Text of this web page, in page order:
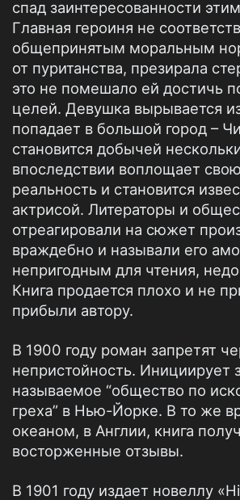
спад заинтересованности
Главная героиня не
общепринятым моральным
от пуританства, презирала
это не помешало ей достичь
целей. Девушка вырывается
попадает в большой город –
становится добычей
впоследствии воплощает
реальность и становится
актрисой. Литераторы и
отреагировали на сюжет
враждебно и называли его
непригодным для чтения,
Книга продается плохо и не
прибыли автору.
В 1900 году роман запретят
непристойность. Инициирует
называемое “общество по
греха” в Нью-Йорке. В то же
океаном, в Англии, книга
восторженные отзывы.
В 1901 году издает новеллу